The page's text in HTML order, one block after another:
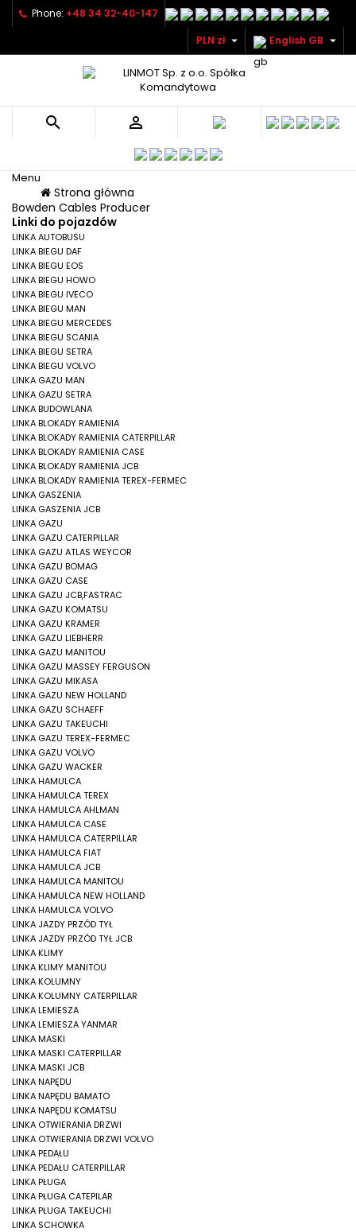
Phone: +48 34 32-40-147
English GB 
PLN zł 
 
Menu
Strona główna
Bowden Cables Producer
Linki do pojazdów
LINKA AUTOBUSU
LINKA BIEGU DAF
LINKA BIEGU EOS
LINKA BIEGU HOWO
LINKA BIEGU IVECO
LINKA BIEGU MAN
LINKA BIEGU MERCEDES
LINKA BIEGU SCANIA
LINKA BIEGU SETRA
LINKA BIEGU VOLVO
LINKA GAZU MAN
LINKA GAZU SETRA
LINKA BUDOWLANA
LINKA BLOKADY RAMIENIA
LINKA BLOKADY RAMIENIA CATERPILLAR
LINKA BLOKADY RAMIENIA CASE
LINKA BLOKADY RAMIENIA JCB
LINKA BLOKADY RAMIENIA TEREX-FERMEC
LINKA GASZENIA
LINKA GASZENIA JCB
LINKA GAZU
LINKA GAZU CATERPILLAR
LINKA GAZU ATLAS WEYCOR
LINKA GAZU BOMAG
LINKA GAZU CASE
LINKA GAZU JCB,FASTRAC
LINKA GAZU KOMATSU
LINKA GAZU KRAMER
LINKA GAZU LIEBHERR
LINKA GAZU MANITOU
LINKA GAZU MASSEY FERGUSON
LINKA GAZU MIKASA
LINKA GAZU NEW HOLLAND
LINKA GAZU SCHAEFF
LINKA GAZU TAKEUCHI
LINKA GAZU TEREX-FERMEC
LINKA GAZU VOLVO
LINKA GAZU WACKER
LINKA HAMULCA
LINKA HAMULCA TEREX
LINKA HAMULCA AHLMAN
LINKA HAMULCA CASE
LINKA HAMULCA CATERPILLAR
LINKA HAMULCA FIAT
LINKA HAMULCA JCB
LINKA HAMULCA MANITOU
LINKA HAMULCA NEW HOLLAND
LINKA HAMULCA VOLVO
LINKA JAZDY PRZÓD TYŁ
LINKA JAZDY PRZÓD TYŁ JCB
LINKA KLIMY
LINKA KLIMY MANITOU
LINKA KOLUMNY
LINKA KOLUMNY CATERPILLAR
LINKA LEMIESZA
LINKA LEMIESZA YANMAR
LINKA MASKI
LINKA MASKI CATERPILLAR
LINKA MASKI JCB
LINKA NAPĘDU
LINKA NAPĘDU BAMATO
LINKA NAPĘDU KOMATSU
LINKA OTWIERANIA DRZWI
LINKA OTWIERANIA DRZWI VOLVO
LINKA PEDAŁU
LINKA PEDAŁU CATERPILLAR
LINKA PŁUGA
LINKA PŁUGA CATEPILAR
LINKA PŁUGA TAKEUCHI
LINKA SCHOWKA